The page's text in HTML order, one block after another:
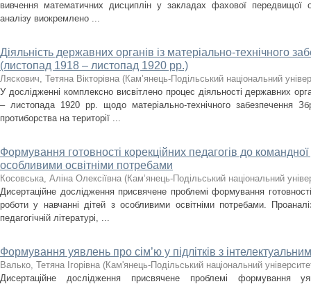
вивчення математичних дисциплін у закладах фахової передвищої
аналізу виокремлено ...
Діяльність державних органів із матеріально-технічного
(листопад 1918 – листопад 1920 рр.)
Ляскович, Тетяна Вікторівна (Кам’янець-Подільський національний
У дослідженні комплексно висвітлено процес діяльності державних
– листопада 1920 рр. щодо матеріально-технічного забезпечення
протиборства на території ...
Формування готовності корекційних педагогів до
особливими освітніми потребами
Косовська, Аліна Олексіївна (Кам’янець-Подільський національний
Дисертаційне дослідження присвячене проблемі формування
роботи у навчанні дітей з особливими освітніми потребами.
педагогічній літературі, ...
Формування уявлень про сім’ю у підлітків з
Валько, Тетяна Ігорівна (Кам'янець-Подільський національний
Дисертаційне дослідження присвячене проблемі формування